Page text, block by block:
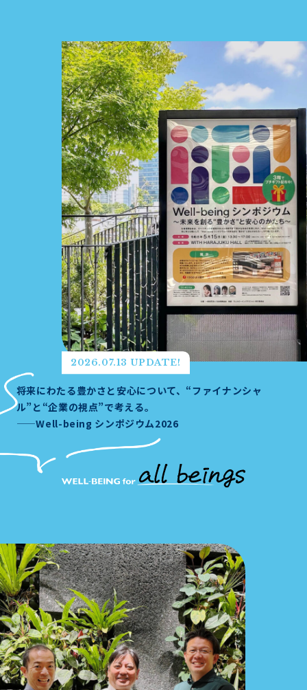
2026.07.13 UPDATE!
将来にわたる豊かさと安心について、“ファイナンシャ
ル”と“企業の視点”で考える。
——Well-being シンポジウム2026